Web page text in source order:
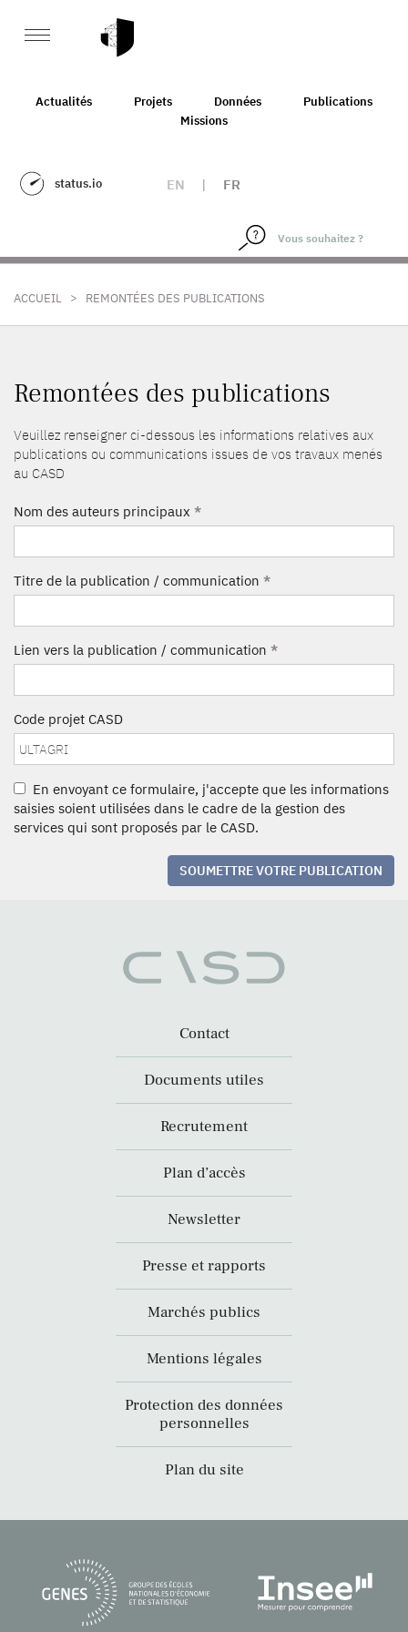
Actualités Projets Données
Publications
Missions
status.io EN | FR
ACCUEIL > REMONTÉES DES PUBLICATIONS
Remontées des publications
Veuillez renseigner ci-dessous les informations relatives aux
publications ou communications issues de vos travaux menés
au CASD
Nom des auteurs principaux *
Titre de la publication / communication *
Lien vers la publication / communication *
Code projet CASD
En envoyant ce formulaire, j'accepte que les informations
saisies soient utilisées dans le cadre de la gestion des
services qui sont proposés par le CASD.
SOUMETTRE VOTRE PUBLICATION
Contact
Documents utiles
Recrutement
Plan d’accès
Newsletter
Presse et rapports
Marchés publics
Mentions légales
Protection des données
personnelles
Plan du site